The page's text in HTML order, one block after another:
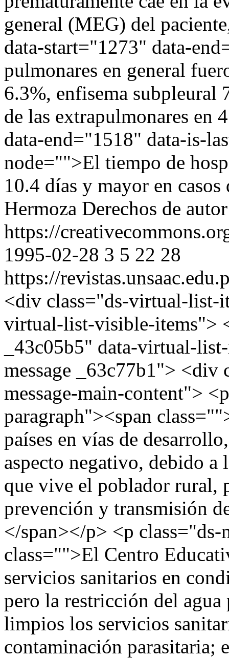
general (MEG) del
data-start="1273" data-
pulmonares en general
6.3%, enfisema
de las extrapulmonares en
data-end="1518" data-is-
node="">El tiempo de
10.4 días y mayor en
Hermoza Derechos de
https://
1995-02-28 3 5 22 28
https://
<div class="ds-virtual-list-
virtual-list-visible-items">
_43c05b5" data-virtual-
message _63c77b1"> <div
message-main-content">
paragraph"><span
países en vías de
aspecto negativo, debido a
que vive el poblador rural,
prevención y transmisión
</span></p> <p
class="">El Centro
servicios sanitarios en
pero la restricción del
limpios los servicios
contaminación parasitaria;